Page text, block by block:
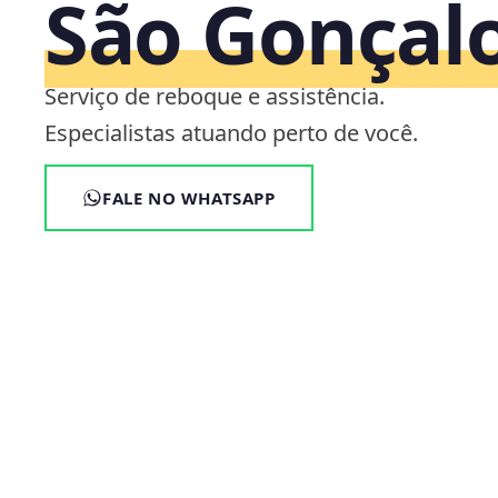
São
Serviço de reboque e assistência.
Especialistas atuando perto de você.
FALE NO WHATSAPP